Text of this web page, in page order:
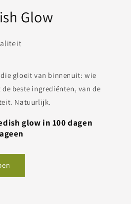
Glow
gloeit van binnenuit: wie
beste ingrediënten, van de
Natuurlijk.
glow in 100 dagen